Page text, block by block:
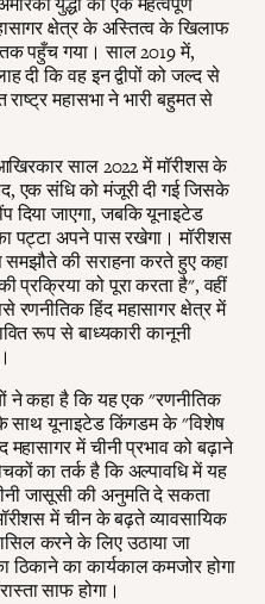
क्षेत्र के अस्तित्व के खिलाफ
तक पहुँच गया। साल 2019 में,
दी कि वह इन द्वीपों को जल्द से
महासभा ने भारी बहुमत से
साल 2022 में मॉरीशस के
एक संधि को मंजूरी दी गई जिसके
दिया जाएगा, जबकि यूनाइटेड
पट्टा अपने पास रखेगा। मॉरीशस
समझौते की सराहना करते हुए कहा
प्रक्रिया को पूरा करता है", वहीं
हिंद महासागर क्षेत्र में
रूप से बाध्यकारी कानूनी
ने कहा है कि यह एक "रणनीतिक
साथ यूनाइटेड किंगडम के "विशेष
में चीनी प्रभाव को बढ़ाने
का तर्क है कि अल्पावधि में यह
जासूसी की अनुमति दे सकता
में चीन के बढ़ते व्यावसायिक
करने के लिए उठाया जा
का कार्यकाल कमजोर होगा
साफ होगा।